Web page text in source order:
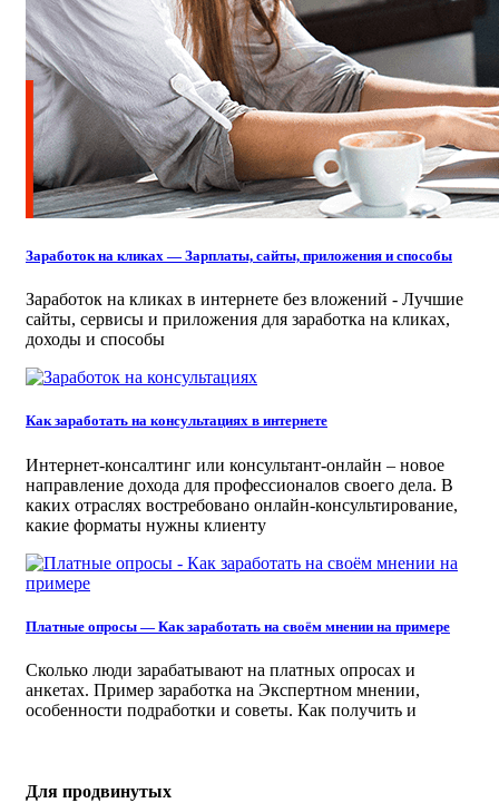
Заработок на кликах — Зарплаты, сайты, приложения и способы
Заработок на кликах в интернете без вложений - Лучшие
сайты, сервисы и приложения для заработка на кликах,
доходы и способы
Как заработать на консультациях в интернете
Интернет-консалтинг или консультант-онлайн – новое
направление дохода для профессионалов своего дела. В
каких отраслях востребовано онлайн-консультирование,
какие форматы нужны клиенту
Платные опросы — Как заработать на своём мнении на примере
Сколько люди зарабатывают на платных опросах и
анкетах. Пример заработка на Экспертном мнении,
особенности подработки и советы. Как получить и
Для продвинутых